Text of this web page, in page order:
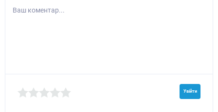
Ваш коментар...
Увійти